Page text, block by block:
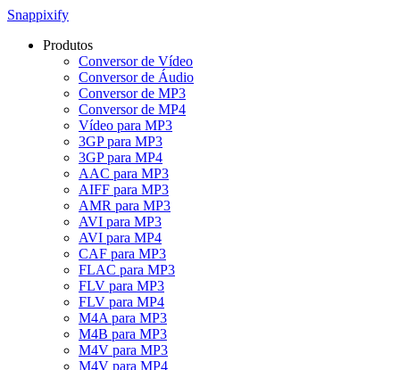
Snappixify
Produtos
Conversor de Vídeo
Conversor de Áudio
Conversor de MP3
Conversor de MP4
Vídeo para MP3
3GP para MP3
3GP para MP4
AAC para MP3
AIFF para MP3
AMR para MP3
AVI para MP3
AVI para MP4
CAF para MP3
FLAC para MP3
FLV para MP3
FLV para MP4
M4A para MP3
M4B para MP3
M4V para MP3
M4V para MP4